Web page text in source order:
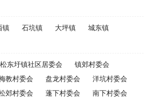
金 | 畜牧品种改良经费
无害化处理补助
| 政策性能繁母猪保险费补贴
购置补贴
耕地地力保护补贴
镇 石坑镇 大坪镇
城东镇
松东圩镇社区居委会
镇郊村委会
教村委会 盘龙村委会
洋坑村委会
郊村委会 蓬下村委会
南下村委会